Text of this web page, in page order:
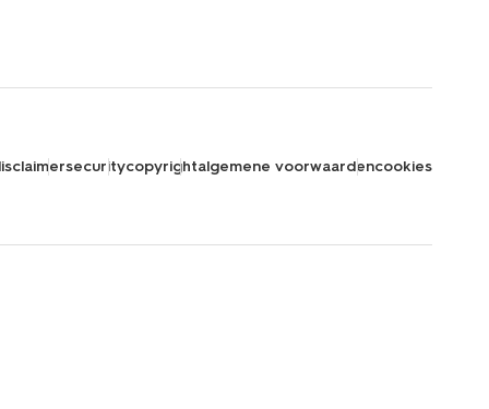
securitycopyrightalgemene voorwaardencookies